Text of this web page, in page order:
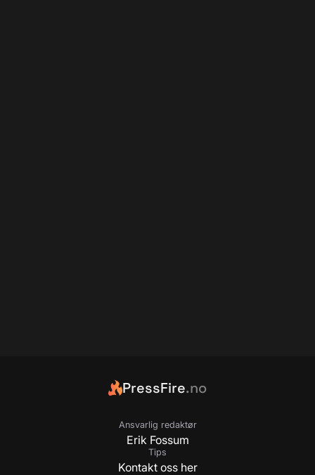
PressFire.no
Ansvarlig redaktør
Erik Fossum
Tips
Kontakt oss her